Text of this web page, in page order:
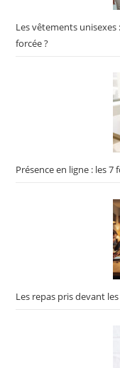
Les vêtements
forcée ?
Présence en ligne : les
Les repas pris devant